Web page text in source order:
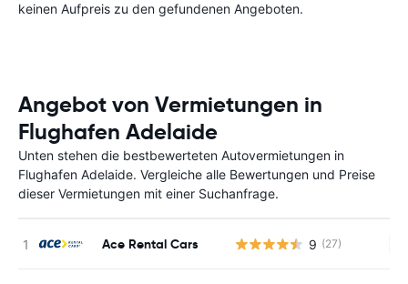
keinen Aufpreis zu den gefundenen Angeboten.
Angebot von Vermietungen in
Flughafen Adelaide
Unten stehen die bestbewerteten Autovermietungen in
Flughafen Adelaide. Vergleiche alle Bewertungen und Preise
dieser Vermietungen mit einer Suchanfrage.
Ace Rental Cars 9 (27)